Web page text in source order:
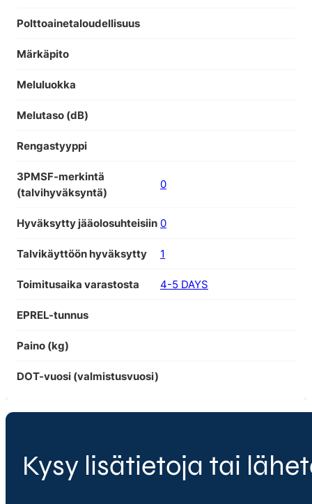
Polttoainetaloudellisuus
Märkäpito
Meluluokka
Melutaso (dB)
Rengastyyppi
3PMSF-merkintä
(talvihyväksyntä)
0
Hyväksytty jääolosuhteisiin 0
Talvikäyttöön hyväksytty 1
Toimitusaika varastosta 4-5 DAYS
EPREL-tunnus
Paino (kg)
DOT-vuosi (valmistusvuosi)
Kysy lisätietoja tai